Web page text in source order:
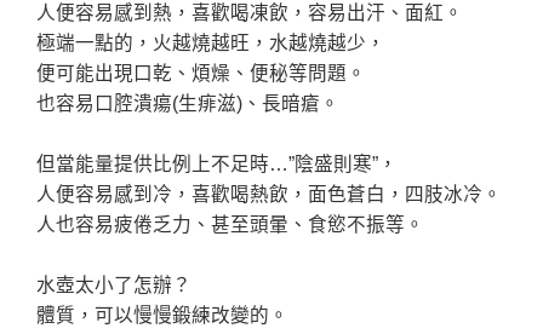
人便容易感到熱，喜歡喝凍飲，容易出汗、面紅。
極端一點的，火越燒越旺，水越燒越少，
便可能出現口乾、煩燥、便秘等問題。
也容易口腔潰瘍(生痱滋)、長暗瘡。
但當能量提供比例上不足時…”陰盛則寒”，
人便容易感到冷，喜歡喝熱飲，面色蒼白，四肢冰冷。
人也容易疲倦乏力、甚至頭暈、食慾不振等。
水壺太小了怎辦？
體質，可以慢慢鍛練改變的。